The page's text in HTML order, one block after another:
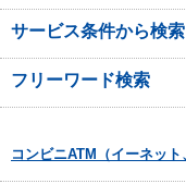
サービス条件から検索
フリーワード検索
コンビニATM（イーネット